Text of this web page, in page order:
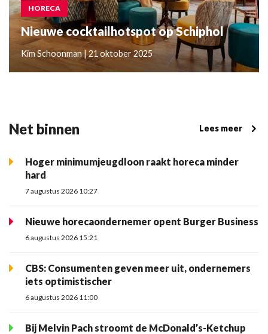
HORECA
Nieuwe cocktailhotspot op Schiphol
Kim Schoonman | 21 oktober 2025
Net binnen Lees meer
Hoger minimumjeugdloon raakt horeca minder
hard
7 augustus 2026 10:27
Nieuwe horecaondernemer opent Burger Business
6 augustus 2026 15:21
CBS: Consumenten geven meer uit, ondernemers
iets optimistischer
6 augustus 2026 11:00
Bij Melvin Pach stroomt de McDonald’s-Ketchup